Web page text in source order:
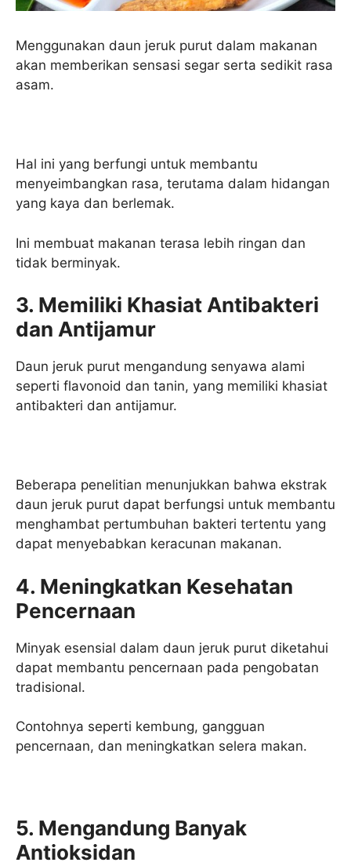
Menggunakan daun jeruk purut dalam makanan
akan memberikan sensasi segar serta sedikit rasa
asam.
Hal ini yang berfungi untuk membantu
menyeimbangkan rasa, terutama dalam hidangan
yang kaya dan berlemak.
Ini membuat makanan terasa lebih ringan dan
tidak berminyak.
3. Memiliki Khasiat Antibakteri
dan Antijamur
Daun jeruk purut mengandung senyawa alami
seperti flavonoid dan tanin, yang memiliki khasiat
antibakteri dan antijamur.
Beberapa penelitian menunjukkan bahwa ekstrak
daun jeruk purut dapat berfungsi untuk membantu
menghambat pertumbuhan bakteri tertentu yang
dapat menyebabkan keracunan makanan.
4. Meningkatkan Kesehatan
Pencernaan
Minyak esensial dalam daun jeruk purut diketahui
dapat membantu pencernaan pada pengobatan
tradisional.
Contohnya seperti kembung, gangguan
pencernaan, dan meningkatkan selera makan.
5. Mengandung Banyak
Antioksidan